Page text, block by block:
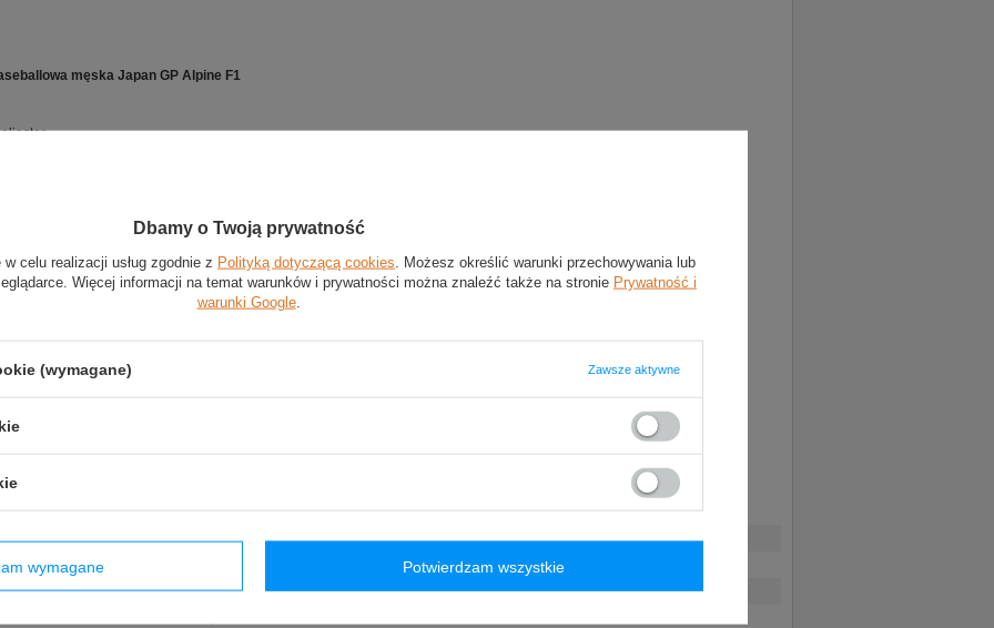
męska Japan GP Alpine F1
z wysokiej jakości poliestru
na Grand Prix Japonii
logo New Era
motywem graficznym związanym z wyścigiem
Kategoria:
Czapki baseballowe
Grupa wiekowa:
Dorośli
Dbamy o Twoją prywatność
celu realizacji usług zgodnie z Polityką dotyczącą cookies . Możesz określić warunki przechowywania lub
Więcej informacji na temat warunków i prywatności można znaleźć także na stronie Prywatność i
warunki Google.
(wymagane) Zawsze aktywne
wymagane Potwierdzam wszystkie